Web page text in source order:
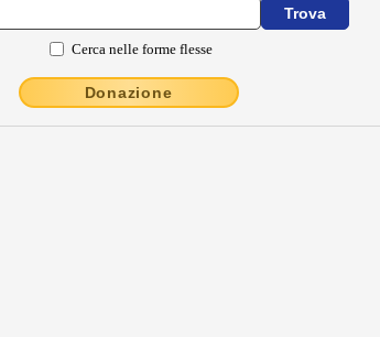
Cerca nelle forme flesse
Donazione